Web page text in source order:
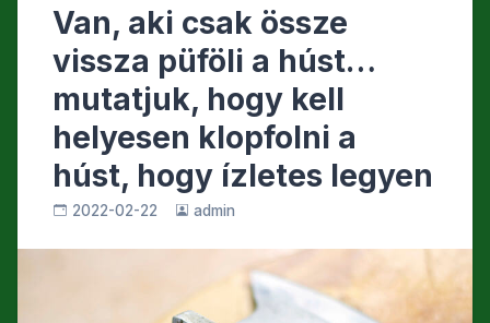
Van, aki csak össze
vissza püföli a húst…
mutatjuk, hogy kell
helyesen klopfolni a
húst, hogy ízletes legyen
2022-02-22 admin